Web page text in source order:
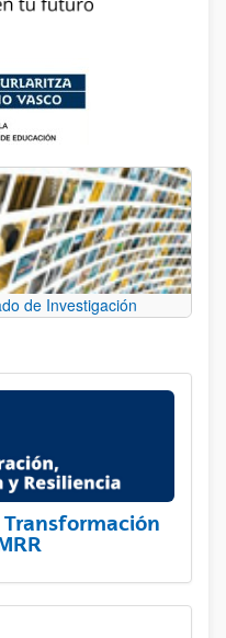
de Investigación
Transformación